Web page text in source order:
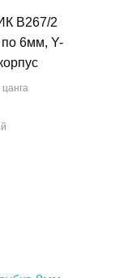
B267/2
6мм, Y-
цанга